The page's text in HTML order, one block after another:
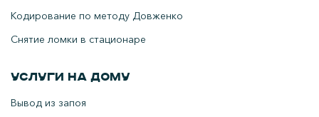
Кодирование по методу Довженко
Снятие ломки в стационаре
Услуги на дому
Вывод из запоя